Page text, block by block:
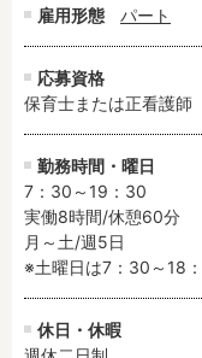
雇用形態 パート
応募資格
保育士または正看護師
勤務時間・曜日
7：30～19：30
実働8時間/休憩60分
月～土/週5日
※土曜日は7：30～18
休日・休暇
フリーワード検索